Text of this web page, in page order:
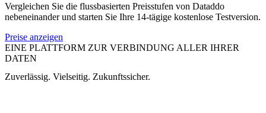
Vergleichen Sie die flussbasierten Preisstufen von Dataddo
nebeneinander und starten Sie Ihre 14-tägige kostenlose Testversion.
Preise anzeigen
EINE PLATTFORM ZUR VERBINDUNG ALLER IHRER
DATEN
Zuverlässig. Vielseitig. Zukunftssicher.